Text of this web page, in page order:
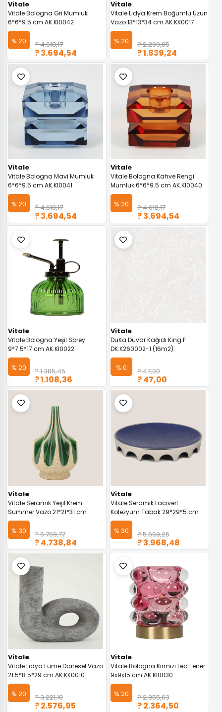
Vitale
Vitale Bologna Gri Mumluk
6*6*9.5 cm AK.KI0042
% 20 ? 4.618,17
? 3.694,54
Vitale
Vitale Lidya Krem Boğumlu Uzun
Vazo 13*13*34 cm AK.KK0017
% 20 ? 2.299,05
? 1.839,24
Vitale
Vitale Bologna Mavi Mumluk
6*6*9.5 cm AK.KI0041
% 20 ? 4.618,17
? 3.694,54
Vitale
Vitale Bologna Kahve Rengi
Mumluk 6*6*9.5 cm AK.KI0040
% 20 ? 4.618,17
? 3.694,54
Vitale
Vitale Bologna Yeşil Sprey
9*7.5*17 cm AK.KI0022
% 20 ? 1.385,45
? 1.108,36
Vitale
DuKa Duvar Kağıdı King F
DK.K260002-1 (16m2)
% 0 ? 47,00
? 47,00
Vitale
Vitale Seramik Yeşil Krem
Summer Vazo 21*21*31 cm
% 30 ? 6.769,77
? 4.738,84
Vitale
Vitale Seramik Lacivert
Kolezyum Tabak 29*29*5 cm
% 30 ? 5.669,26
? 3.968,48
Vitale
Vitale Lidya Füme Dairesel Vazo
21.5*8.5*29 cm AK.KK0010
% 20 ? 3.221,18
? 2.576,95
Vitale
Vitale Bologna Kırmızı Led Fener
9x9x15 cm AK.KI0030
% 20 ? 2.955,63
? 2.364,50